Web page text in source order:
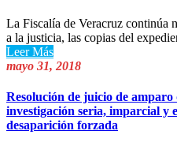
La Fiscalía de Veracruz continúa
a la justicia, las copias del
Leer Más
mayo 31, 2018
Resolución de juicio de
investigación seria, imparcial y
desaparición forzada